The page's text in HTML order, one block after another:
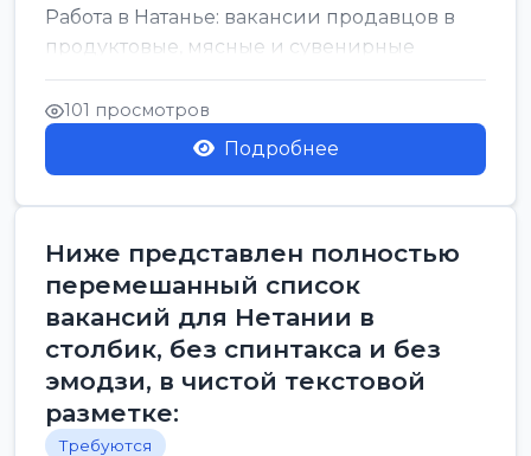
Работа в Натанье: вакансии продавцов в
продуктовые, мясные и сувенирные
лавки<br />
Разнорабочий на сборку м...
101 просмотров
Подробнее
Ниже представлен полностью
перемешанный список
вакансий для Нетании в
столбик, без спинтакса и без
эмодзи, в чистой текстовой
разметке:
Требуются